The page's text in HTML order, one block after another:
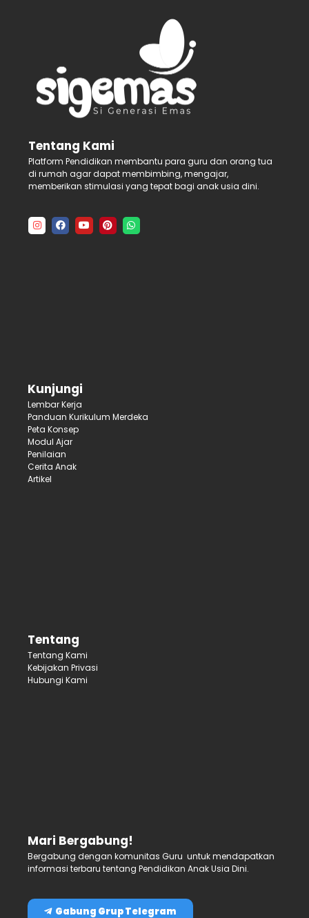
Tentang Kami
Platform Pendidikan membantu para guru dan orang tua
di rumah agar dapat membimbing, mengajar,
memberikan stimulasi yang tepat bagi anak usia dini.
Kunjungi
Lembar Kerja
Panduan Kurikulum Merdeka
Peta Konsep
Modul Ajar
Penilaian
Cerita Anak
Artikel
Tentang
Tentang Kami
Kebijakan Privasi
Hubungi Kami
Mari Bergabung!
Bergabung dengan komunitas Guru untuk mendapatkan
informasi terbaru tentang Pendidikan Anak Usia Dini.
Gabung Grup Telegram